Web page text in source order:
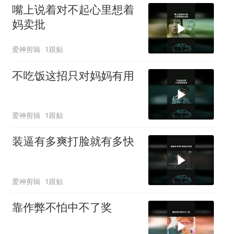
嘴上说着对不起心里想着
妈卖批
爱神剪辑 1跟贴
不吃饭这招只对妈妈有用
爱神剪辑 1跟贴
装逼有多爽打脸就有多快
爱神剪辑 1跟贴
靠作弊不怕中不了奖